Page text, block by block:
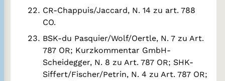
CR-Chappuis/Jaccard, N. 14 zu art. 788
CO.
BSK-du Pasquier/Wolf/Oertle, N. 7 zu Art.
787 OR; Kurzkommentar GmbH-
Scheidegger, N. 8 zu Art. 787 OR; SHK-
Siffert/Fischer/Petrin, N. 4 zu Art. 787 OR;